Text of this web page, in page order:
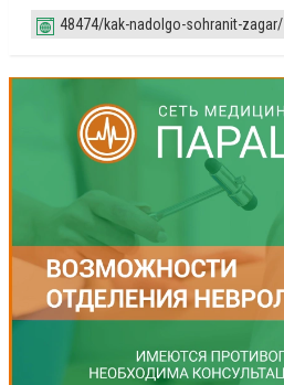
48474/kak-nadolgo-sohranit-zagar/